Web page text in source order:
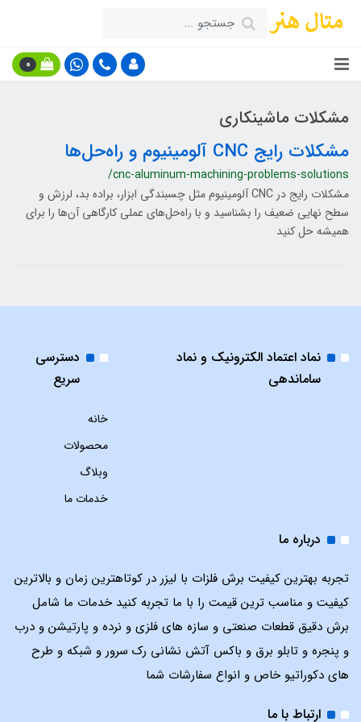
0
مشکلات ماشینکاری
مشکلات رایج CNC آلومینیوم و راه‌حل‌ها
/cnc-aluminum-machining-problems-solutions
مشکلات رایج در CNC آلومینیوم مثل چسبندگی ابزار، براده بد، لرزش و
سطح نهایی ضعیف را بشناسید و با راه‌حل‌های عملی کارگاهی آن‌ها را برای
همیشه حل کنید
نماد اعتماد الکترونیک و نماد
ساماندهی
دسترسی
سریع
خانه
محصولات
وبلاگ
خدمات ما
درباره ما
تجربه بهترین کیفیت برش فلزات با لیزر در کوتاهترین زمان و بالاترین
کیفیت و مناسب ترین قیمت را با ما تجربه کنید خدمات ما شامل
برش دقیق قطعات صنعتی و سازه های فلزی و نرده و پارتیشن و درب
و پنجره و تابلو برق و باکس آتش نشانی رک سرور و شبکه و طرح
های دکوراتیو خاص و انواع سفارشات شما
ارتباط با ما